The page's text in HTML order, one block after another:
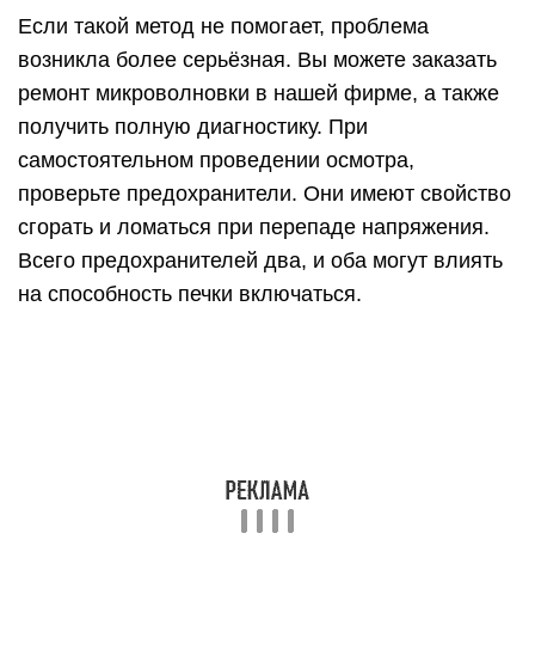
Если такой метод не помогает, проблема
возникла более серьёзная. Вы можете заказать
ремонт микроволновки в нашей фирме, а также
получить полную диагностику. При
самостоятельном проведении осмотра,
проверьте предохранители. Они имеют свойство
сгорать и ломаться при перепаде напряжения.
Всего предохранителей два, и оба могут влиять
на способность печки включаться.